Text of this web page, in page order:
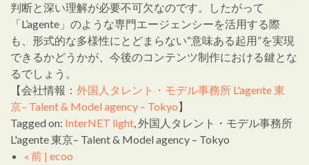
判断と深い理解が必要不可欠なのです。したがって
「L’agente」のような専門エージェンシーを活用する際
も、形式的な多様性にとどまらない“意味ある起用”を実現
できるかどうかが、今後のコンテンツ制作における鍵とな
るでしょう。
【会社情報： 外国人タレント・モデル事務所 L'agente 東
京– Talent & Model agency – Tokyo】
Tagged on: InterNET light, 外国人タレント・モデル事務所
L'agente 東京– Talent & Model agency – Tokyo
« 前 | ecoo